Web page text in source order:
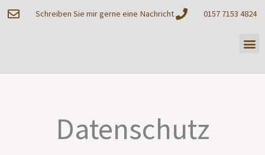
Zum
Schreiben Sie mir gerne eine Nachricht 0157 7153 4824
Datenschutz